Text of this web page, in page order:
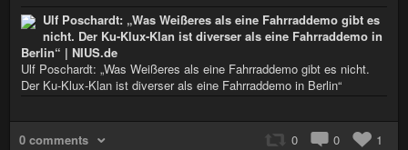
Ulf Poschardt: „Was Weißeres als eine Fahrraddemo gibt es
nicht. Der Ku-Klux-Klan ist diverser als eine Fahrraddemo in
Berlin“ | NIUS.de
Ulf Poschardt: „Was Weißeres als eine Fahrraddemo gibt es nicht.
Der Ku-Klux-Klan ist diverser als eine Fahrraddemo in Berlin“
0 comments 0 0 1